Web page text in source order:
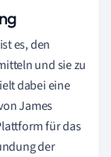
es, den
und sie zu
dabei eine
James
für das
der